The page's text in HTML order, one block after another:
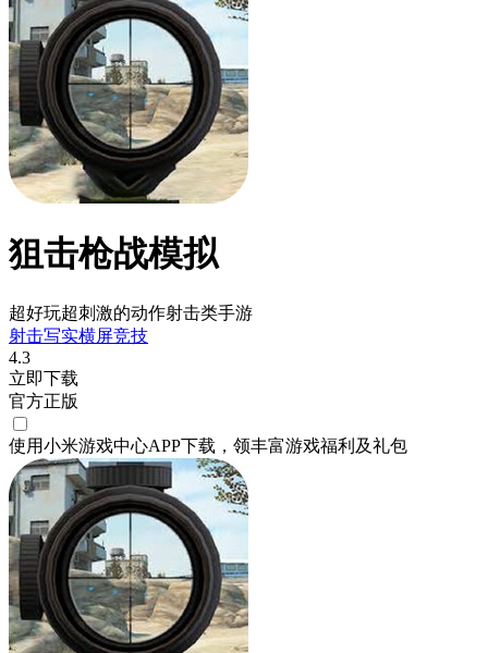
狙击枪战模拟
超好玩超刺激的动作射击类手游
射击写实横屏竞技
4.3
立即下载
官方正版
使用小米游戏中心APP下载 ，领丰富游戏福利 及礼包